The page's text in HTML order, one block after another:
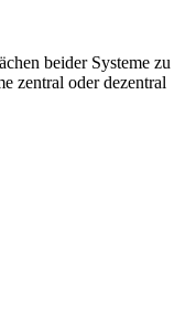
beider Systeme zu
zentral oder dezentral